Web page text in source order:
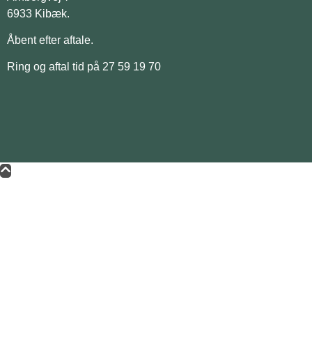
6933 Kibæk.
Åbent efter aftale.
Ring og aftal tid på 27 59 19 70